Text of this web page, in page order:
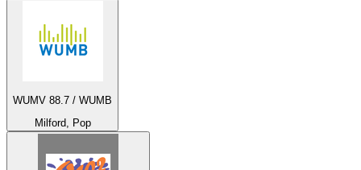
WUMV 88.7 / WUMB
Milford, Pop